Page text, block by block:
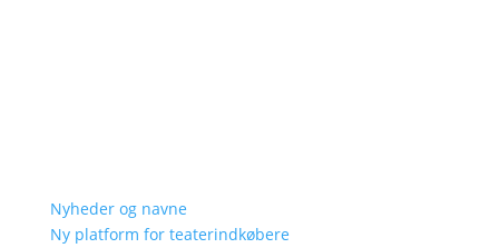
Nyheder og navne
Ny platform for teaterindkøbere